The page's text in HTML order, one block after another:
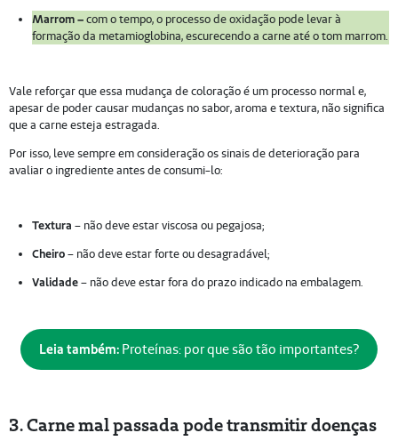
Marrom –com o tempo, o processo de oxidação pode levar à
formação da metamioglobina, escurecendo a carne até o tom marrom.
Vale reforçar que essa mudança de coloração é um processo normal e,
apesar de poder causar mudanças no sabor, aroma e textura, não significa
que a carne esteja estragada.
Por isso, leve sempre em consideração os sinais de deterioração para
avaliar o ingrediente antes de consumi-lo:
Textura – não deve estar viscosa ou pegajosa;
Cheiro– não deve estar forte ou desagradável;
Validade– não deve estar fora do prazo indicado na embalagem.
Leia também: Proteínas: por que são tão importantes?
3. Carne mal passada pode transmitir doenças